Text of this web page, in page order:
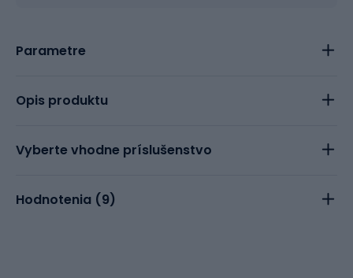
Parametre
Opis produktu
Vyberte vhodne príslušenstvo
Hodnotenia (9)